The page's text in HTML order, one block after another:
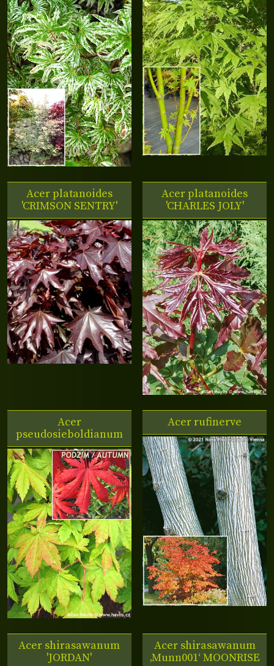
Acer platanoides
'CRIMSON SENTRY'
Acer platanoides
'CHARLES JOLY'
Acer
pseudosieboldianum
Acer rufinerve
Acer shirasawanum
'JORDAN'
Acer shirasawanum
‚Munn001‘ MOONRISE